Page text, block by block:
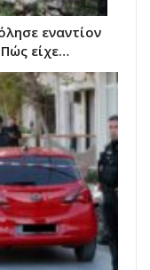
εναντίον
είχε…